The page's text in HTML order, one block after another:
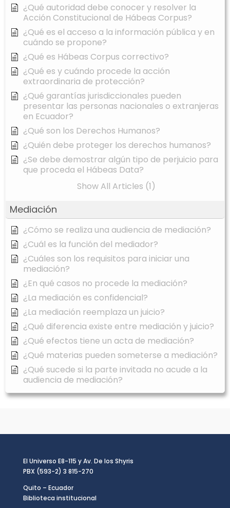
¿Qué autoridad debe conocer y resolver la
Acción Constitucional de Hábeas Corpus?
¿Qué es el acceso a la información pública y en
cuándo se propone?
¿Qué es Hábeas Corpus correctivo?
¿Qué es y cuándo procede la acción
extraordinaria de protección?
¿Qué garantías jurisdiccionales pueden
presentar las personas nacionales o extranjeras
en Ecuador?
¿Qué son los Derechos Humanos?
¿Quién debe proteger los derechos humanos?
¿Se debe demostrar algún tipo de perjuicio para
que proceda el Hábeas Data?
Show All Articles (1)
Mediación
¿Cómo se realiza una audiencia de mediación?
¿Cuál es la función del mediador?
¿Cuáles son los requisitos para iniciar una
mediación?
¿En qué casos no procede la mediación?
¿La mediación es confidencial?
¿La mediación reemplaza un juicio?
¿Qué diferencia existe entre mediación y juicio?
¿Qué efectos tiene un acta de mediación?
¿Qué materias pueden someterse a mediación?
¿Qué sucede si la parte invitada no acude a la
audiencia de mediación?
El Universo E8-115 y Av. De los Shyris
PBX (593-2) 3 815-270
Quito – Ecuador
Biblioteca institucional